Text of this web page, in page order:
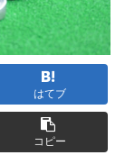
はてブ
コピー